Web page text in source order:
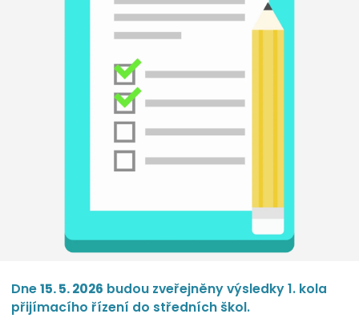
Dne15. 5. 2026 budou zveřejněny výsledky 1. kola
přijímacího řízení do středních škol.